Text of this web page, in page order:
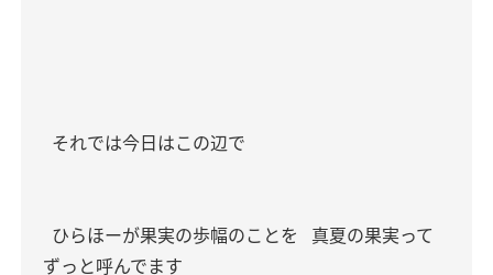
それでは今日はこの辺で
ひらほーが果実の歩幅のことを
真夏の果実って
ずっと呼んでます